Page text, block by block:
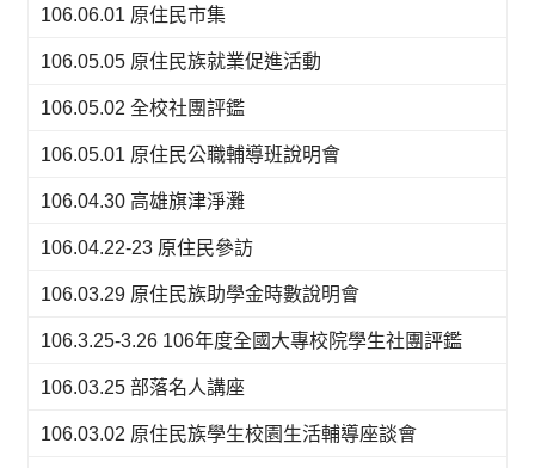
106.06.01 原住民市集
106.05.05 原住民族就業促進活動
106.05.02 全校社團評鑑
106.05.01 原住民公職輔導班說明會
106.04.30 高雄旗津淨灘
106.04.22-23 原住民參訪
106.03.29 原住民族助學金時數說明會
106.3.25-3.26 106年度全國大專校院學生社團評鑑
106.03.25 部落名人講座
106.03.02 原住民族學生校園生活輔導座談會